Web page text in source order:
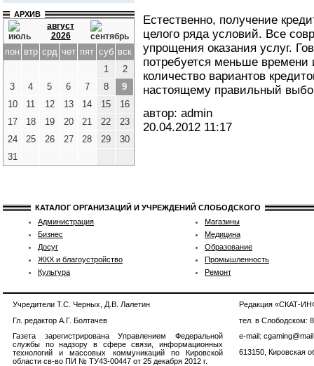
АРХИВ
август
2026
пон втр срд чет пят суб вск
1
2
3
4 5 6 7 8
9
10
11 12 13 14 15
16
17
18 19 20 21 22
23
24
25 26 27 28 29
30
31
Естественно, получение
целого ряда условий. Все
упрощения оказания услуг.
потребуется меньше
количество вариантов
настоящему правильный
автор: admin
20.04.2012 11:17
КАТАЛОГ ОРГАНИЗАЦИЙ И УЧРЕЖДЕНИЙ СЛОБОДСКОГО
Администрация
Бизнес
Досуг
ЖКХ и благоустройство
Культура
Магазины
Медицина
Образование
Промышленность
Ремонт
Учредители Т.С. Черных, Д.В. Лалетин
Гл. редактор А.Г. Болтачев
Газета зарегистрирована Управлением Федеральной
службы по надзору в сфере связи, информационных
технологий и массовых коммуникаций по Кировской
области св-во ПИ № ТУ43-00447 от 25 декабря 2012 г.
Редакция «СКАТ-
тел. в Слободском:
e-mail:
613150, Кировская